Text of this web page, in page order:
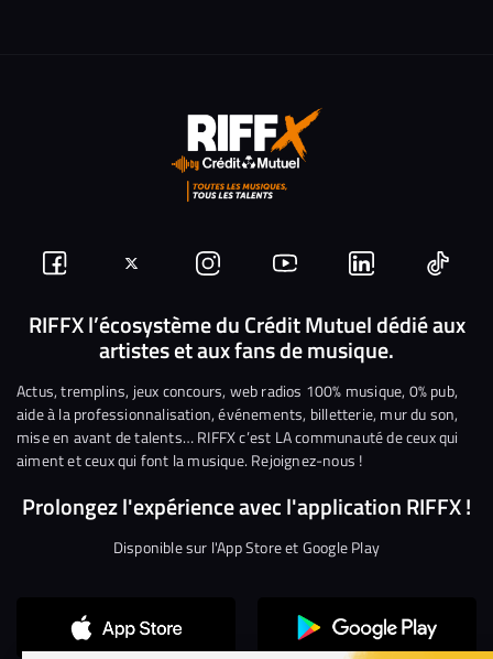
Continuer sans accepter
Suivez-
nous
Facebook
Suivez-
nous
sur
Twitter
Nous
rejoindre
sur
Instagram
Nous
rejoindre
sur
YouTube
Nous
rejoindre
sur
Linkedin
Nous
RIFFX l’écosystème du Crédit Mutuel dédié aux
artistes et aux fans de musique.
Actus, tremplins, jeux concours, web radios 100% musique, 0% pub,
aide à la professionnalisation, événements, billetterie, mur du son,
mise en avant de talents… RIFFX c’est LA communauté de ceux qui
aiment et ceux qui font la musique. Rejoignez-nous !
Prolongez l'expérience avec l'application RIFFX !
Disponible sur l'App Store et Google Play